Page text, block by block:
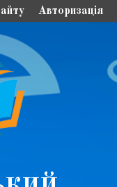
Авторизація